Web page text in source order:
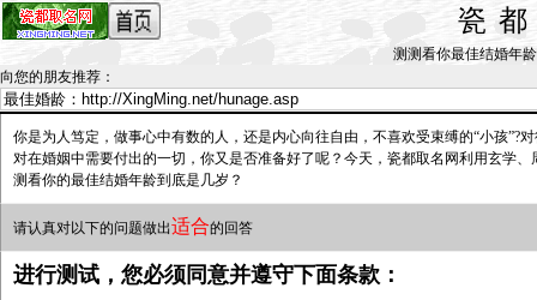
瓷
测测看你最佳结婚年
向您的朋友推荐 ：
你是为人笃定，做事心中有数的人，还是内心向往自由，不喜欢受束缚的“小孩”?
对在婚姻中需要付出的一切，你又是否准备好了呢？今天，瓷都取名网利用玄学
测看你的最佳结婚年龄到底是几岁？
请认真对以下的问题做出适合的回答
进行测试，您必须同意并遵守下面条款：